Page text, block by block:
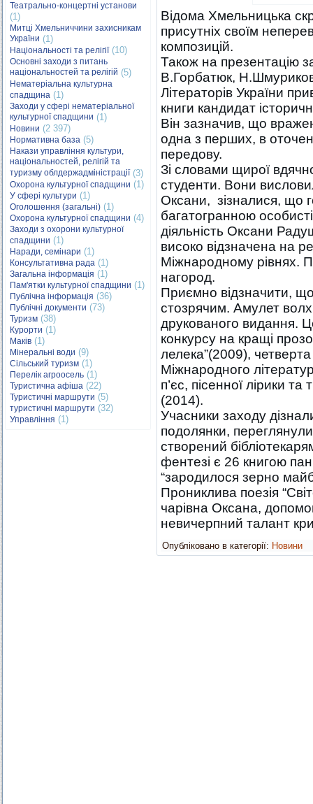
Театрально-концертні установи
(1)
Митці Хмельниччини захисникам
України (1)
Національності та релігії(10)
Основні заходи з питань
національностей та релігій (5)
Нематеріальна культурна
спадщина (1)
Заходи у сфері нематеріальної
культурної спадщини (1)
Новини (2 397)
Нормативна база (5)
Накази управління культури,
національностей, релігій та
туризму облдержадміністрації(3)
Охорона культурної спадщини (1)
У сфері культури (1)
Оголошення (загальні) (1)
Охорона культурної спадщини (4)
Заходи з охорони культурної
спадщини (1)
Наради, семінари (1)
Консультативна рада (1)
Загальна інформація (1)
Пам'ятки культурної спадщини (1)
Публічна інформація (36)
Публічні документи (73)
Туризм (38)
Курорти (1)
Маків (1)
Мінеральні води (9)
Сільський туризм (1)
Перелік агроосель (1)
Туристична афіша (22)
Туристичні маршрути (5)
туристичні маршрути (32)
Управління (1)
Відома Хмельницька
присутніх своїм
композицій.
Також на презентацію
В.Горбатюк,
Літераторів України
книги кандидат
Він зазначив, що
одна з перших, в
передову.
Зі словами щирої
студенти. Вони
Оксани, зізналися, що
багатогранною
діяльність Оксани
високо відзначена на
Міжнародному рівнях.
нагород.
Приємно відзначити,
стозрячим. Амулет
друкованого видання.
конкурсу на кращі
лелека”(2009), четверта
Міжнародного
п’єс, пісенної лірики та
(2014).
Учасники заходу
подолянки,
створений
фентезі є 26 книгою
“зародилося зерно
Прониклива поезія
чарівна Оксана,
невичерпний талант
Опубліковано в категорії: Новини